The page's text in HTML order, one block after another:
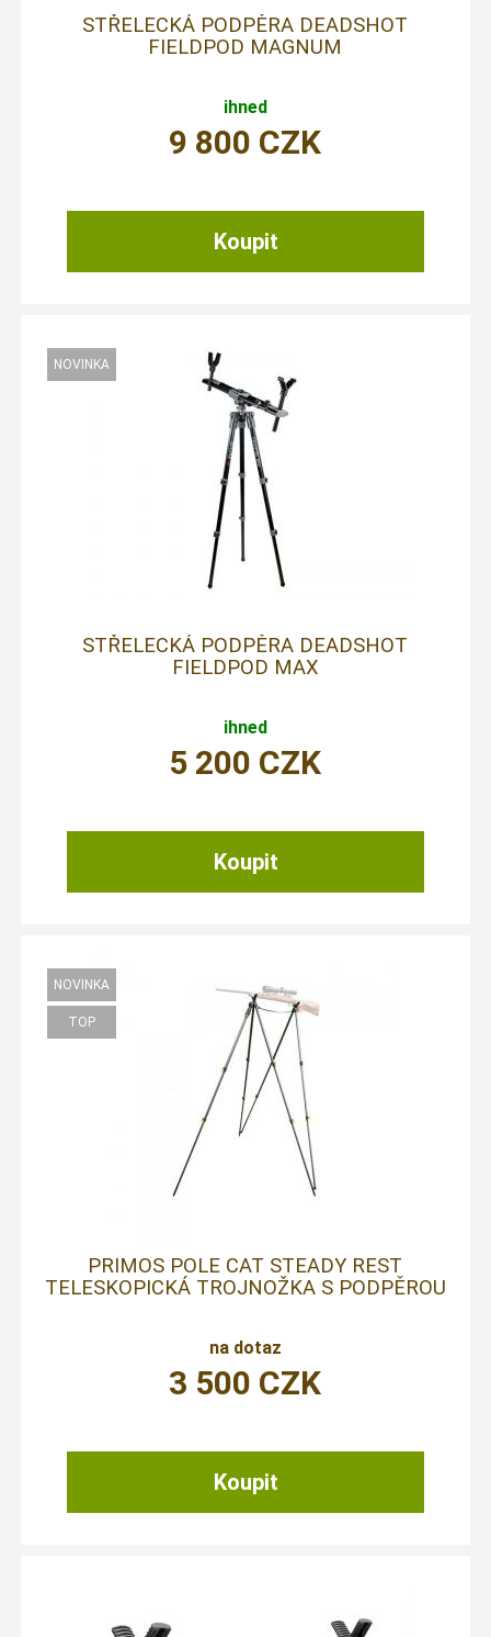
STŘELECKÁ PODPĚRA DEADSHOT
FIELDPOD MAGNUM
ihned
9 800 CZK
STŘELECKÁ PODPĚRA DEADSHOT
FIELDPOD MAX
ihned
5 200 CZK
PRIMOS POLE CAT STEADY REST
TELESKOPICKÁ TROJNOŽKA S PODPĚROU
na dotaz
3 500 CZK